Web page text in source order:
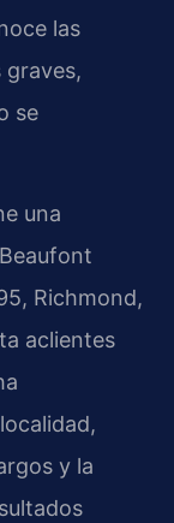
las
graves,
se
una
Richmond,
aclientes
y la